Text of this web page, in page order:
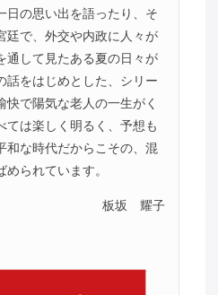
日の思い出を語ったり、そ
廷で、外交や内政に人々が
通して見たある夏の日々が
話をはじめとした、シリー
快で陽気な老人の一生がく
ては楽しく明るく、予想も
和な時代だからこその、混
られています。
板坂 耀子